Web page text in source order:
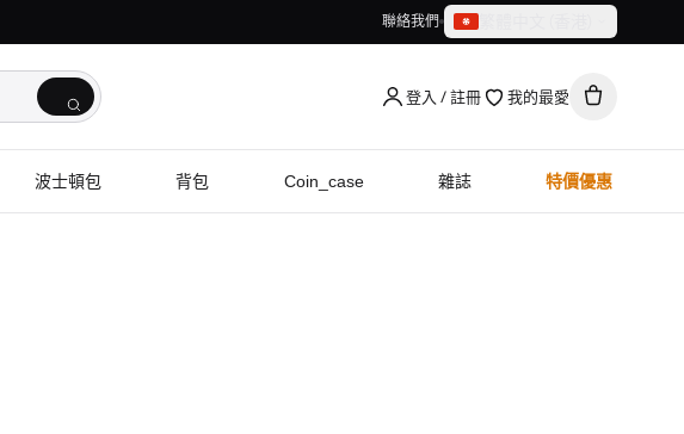
聯絡我們
繁體中文（香港）
登入 / 註冊 我的最愛
波士頓包 背包 Coin_case 雜誌 特價優惠